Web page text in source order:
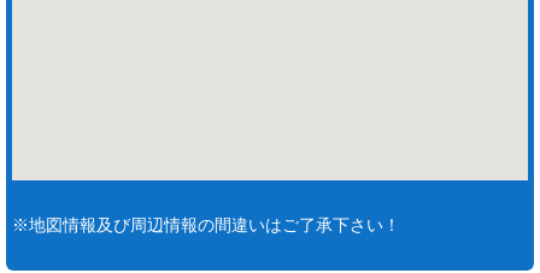
※地図情報及び周辺情報の間違いはご了承下さい！